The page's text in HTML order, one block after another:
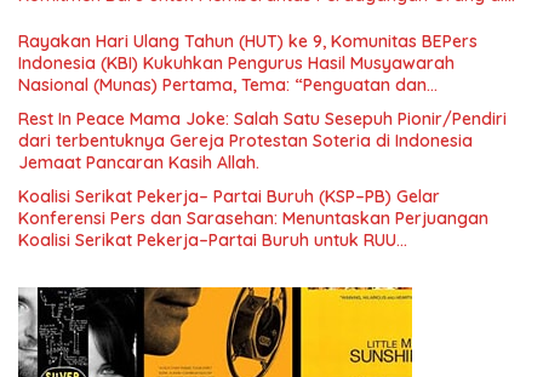
Rayakan Hari Ulang Tahun (HUT) ke 9, Komunitas BEPers
Indonesia (KBI) Kukuhkan Pengurus Hasil Musyawarah
Nasional (Munas) Pertama, Tema: “Penguatan dan
Pengembangan Organisasi KBI yang Berbasis Riset di seluruh
Indonesia dan Mancanegara”.
Rest In Peace Mama Joke: Salah Satu Sesepuh Pionir/Pendiri
dari terbentuknya Gereja Protestan Soteria di Indonesia
Jemaat Pancaran Kasih Allah.
Koalisi Serikat Pekerja– Partai Buruh (KSP–PB) Gelar
Konferensi Pers dan Sarasehan: Menuntaskan Perjuangan
Koalisi Serikat Pekerja–Partai Buruh untuk RUU